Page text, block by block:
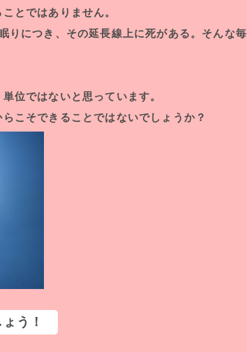
とではありません。
りにつき、その延長線上に死がある。そんな毎
位ではないと思っています。
こそできることではないでしょうか？
う！